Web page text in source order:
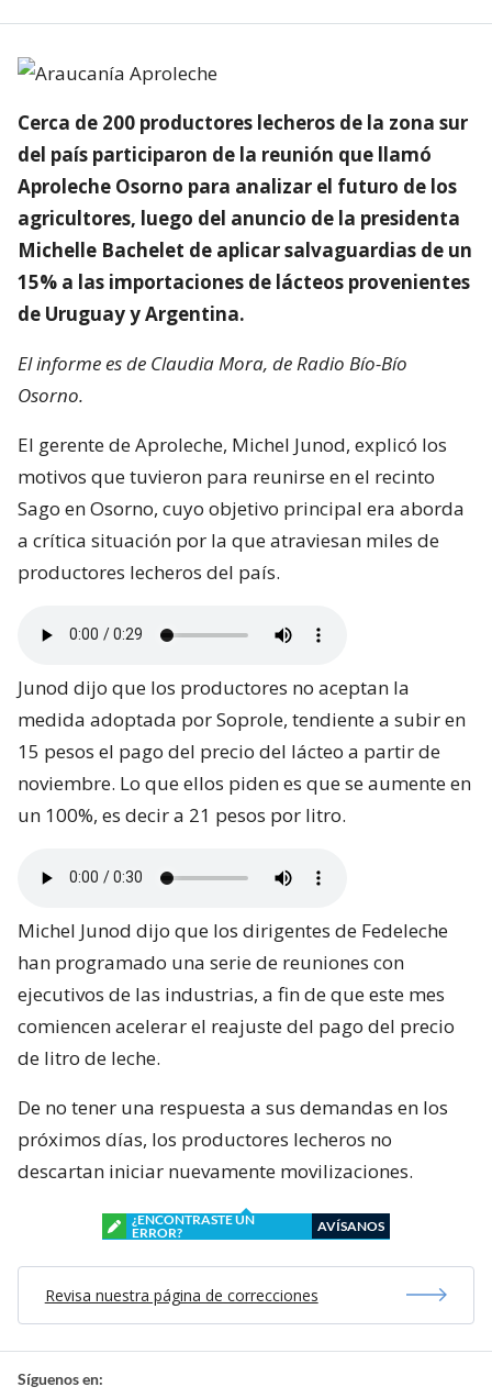
Cerca de 200 productores lecheros de la zona sur
del país participaron de la reunión que llamó
Aproleche Osorno para analizar el futuro de los
agricultores, luego del anuncio de la presidenta
Michelle Bachelet de aplicar salvaguardias de un
15% a las importaciones de lácteos provenientes
de Uruguay y Argentina.
El informe es de Claudia Mora, de Radio Bío-Bío
Osorno.
El gerente de Aproleche, Michel Junod, explicó los
motivos que tuvieron para reunirse en el recinto
Sago en Osorno, cuyo objetivo principal era aborda
a crítica situación por la que atraviesan miles de
productores lecheros del país.
Junod dijo que los productores no aceptan la
medida adoptada por Soprole, tendiente a subir en
15 pesos el pago del precio del lácteo a partir de
noviembre. Lo que ellos piden es que se aumente en
un 100%, es decir a 21 pesos por litro.
Michel Junod dijo que los dirigentes de Fedeleche
han programado una serie de reuniones con
ejecutivos de las industrias, a fin de que este mes
comiencen acelerar el reajuste del pago del precio
de litro de leche.
De no tener una respuesta a sus demandas en los
próximos días, los productores lecheros no
descartan iniciar nuevamente movilizaciones.
¿ENCONTRASTE UN
ERROR?
AVÍSANOS
Revisa nuestra página de correcciones
Síguenos en: